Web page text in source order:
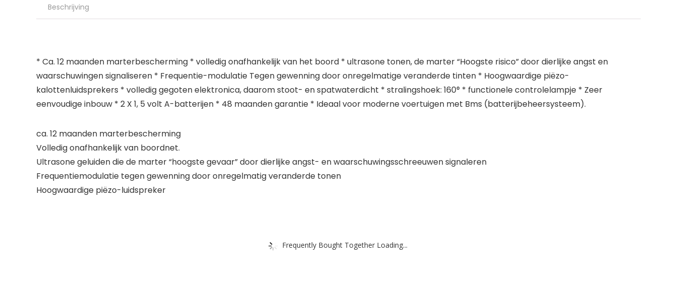
Beschrijving
* Ca. 12 maanden marterbescherming * volledig onafhankelijk van het boord * ultrasone tonen, de marter “Hoogste risico” door dierlijke angst en
waarschuwingen signaliseren * Frequentie-modulatie Tegen gewenning door onregelmatige veranderde tinten * Hoogwaardige piëzo-
kalottenluidsprekers * volledig gegoten elektronica, daarom stoot- en spatwaterdicht * stralingshoek: 160° * functionele controlelampje * Zeer
eenvoudige inbouw * 2 X 1, 5 volt A-batterijen * 48 maanden garantie * Ideaal voor moderne voertuigen met Bms (batterijbeheersysteem).
ca. 12 maanden marterbescherming
Volledig onafhankelijk van boordnet.
Ultrasone geluiden die de marter “hoogste gevaar” door dierlijke angst- en waarschuwingsschreeuwen signaleren
Frequentiemodulatie tegen gewenning door onregelmatig veranderde tonen
Hoogwaardige piëzo-luidspreker
Frequently Bought Together Loading...